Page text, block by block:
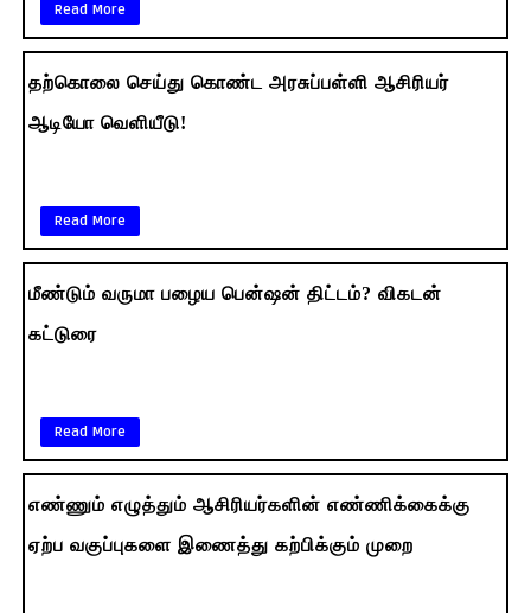
Read More
தற்கொலை செய்து கொண்ட அரசுப்பள்ளி ஆசிரியர்
ஆடியோ வெளியீடு!
Read More
மீண்டும் வருமா பழைய பென்ஷன் திட்டம்? விகடன்
கட்டுரை
Read More
எண்ணும் எழுத்தும் ஆசிரியர்களின் எண்ணிக்கைக்கு
ஏற்ப வகுப்புகளை இணைத்து கற்பிக்கும் முறை